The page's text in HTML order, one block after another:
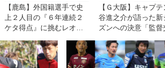
【鹿島】外国籍選手で史
上２人目の『６年連続２
ケタ得点』に挑むレオ・
との開幕戦は「王者であ
る自分たちの力を示す機
【Ｇ大阪】キャプテ
谷進之介が語った新
ズンへの決意「監督
果が出せなければ、
は全部、自分たちに